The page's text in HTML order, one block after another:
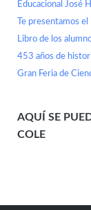
Educacional José
Te presentamos
Libro de los
453 años de
Gran Feria de
AQUÍ SE
COLE